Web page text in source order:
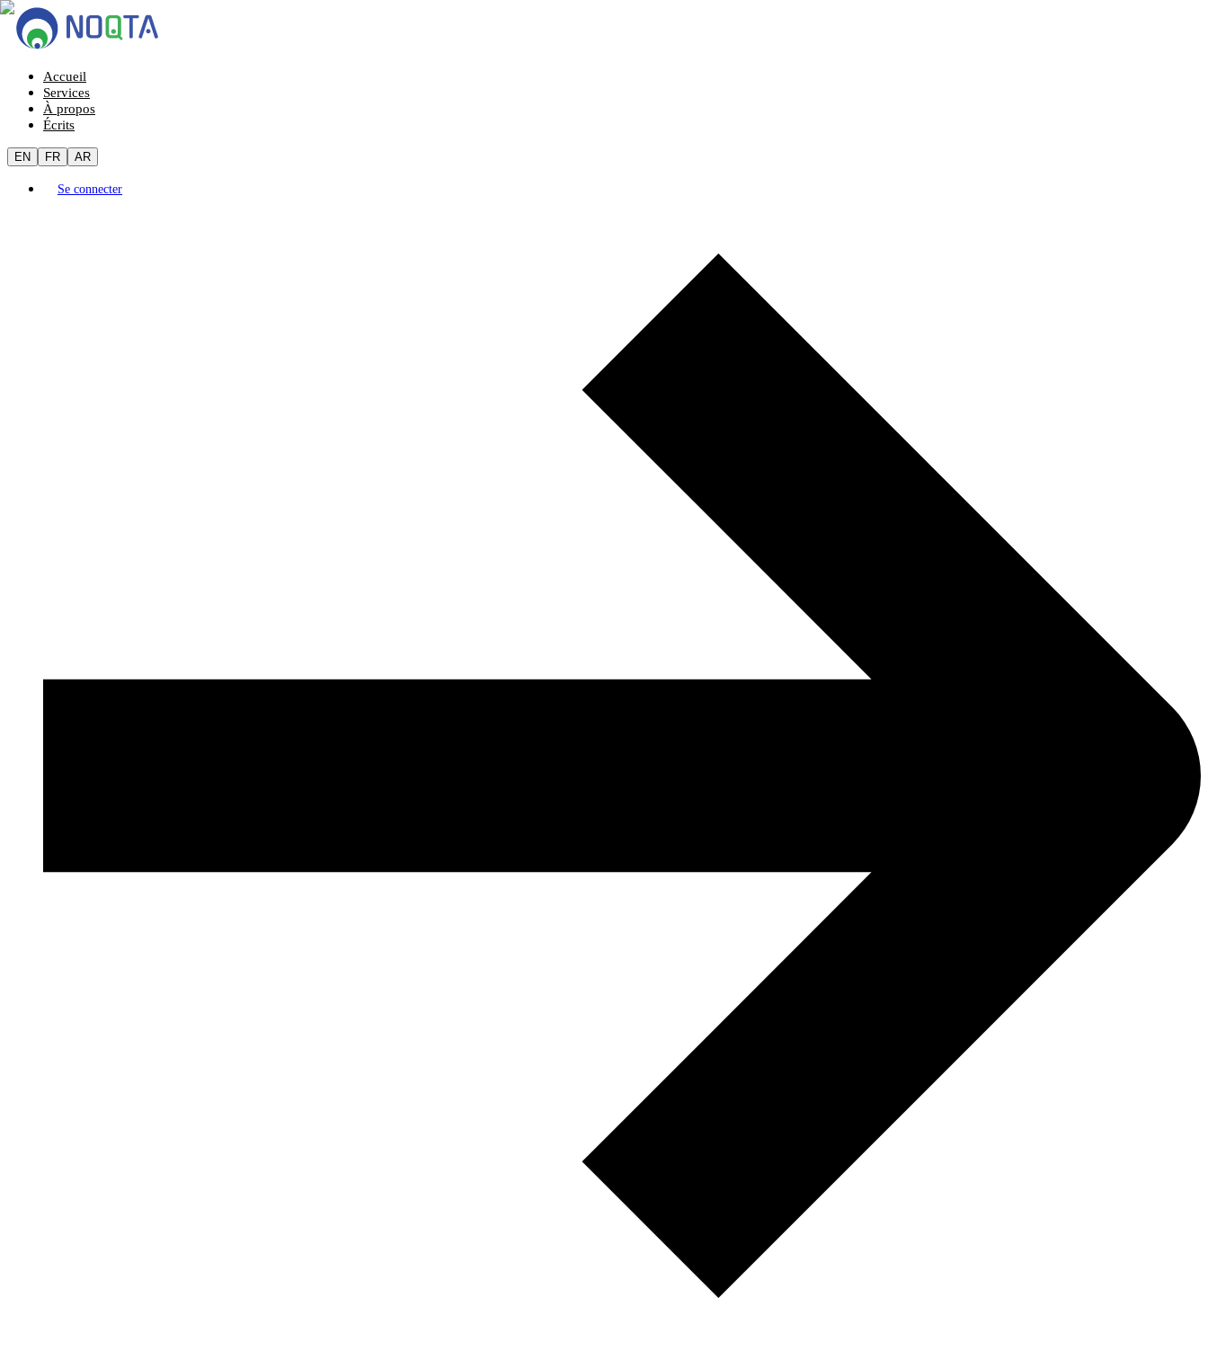
Accueil
Services
À propos
Écrits
EN FR AR
Se connecter